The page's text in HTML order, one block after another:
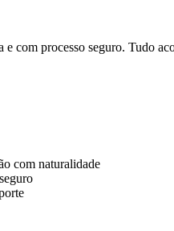
e com processo seguro. Tudo
com naturalidade